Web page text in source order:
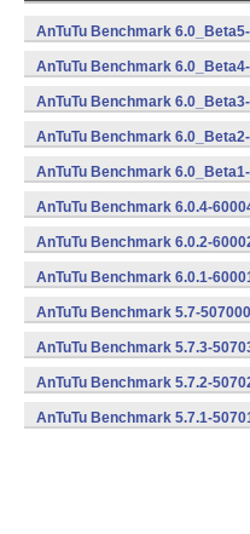
AnTuTu Benchmark
v7a,x86,x86_64) (Android)
AnTuTu Benchmark
v7a,x86,x86_64) (Android)
AnTuTu Benchmark
v7a,x86,x86_64) (Android)
AnTuTu Benchmark
v7a,x86,x86_64) (Android)
AnTuTu Benchmark
v7a,x86,x86_64) (Android)
AnTuTu Benchmark 6.0.4-
v7a,x86,x86_64) (Android)
AnTuTu Benchmark 6.0.2-
v7a,x86,x86_64) (Android)
AnTuTu Benchmark 6.0.1-
v7a,x86,x86_64) (Android)
AnTuTu Benchmark 5.7-
AnTuTu Benchmark 5.7.3-
AnTuTu Benchmark 5.7.2-
AnTuTu Benchmark 5.7.1-